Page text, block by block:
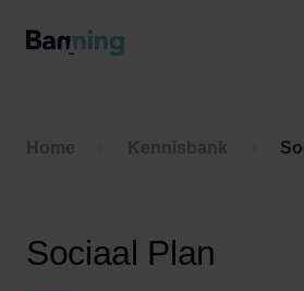
Home Kennisbank
Sociaal Plan